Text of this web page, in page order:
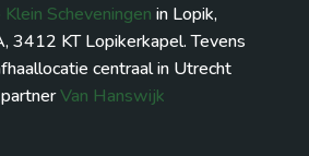
Klein Scheveningen in Lopik,
3412 KT Lopikerkapel. Tevens
centraal in Utrecht
Van Hanswijk